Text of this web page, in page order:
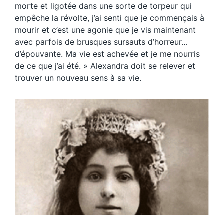
morte et ligotée dans une sorte de torpeur qui
empêche la révolte, j’ai senti que je commençais à
mourir et c’est une agonie que je vis maintenant
avec parfois de brusques sursauts d’horreur…
d’épouvante. Ma vie est achevée et je me nourris
de ce que j’ai été. » Alexandra doit se relever et
trouver un nouveau sens à sa vie.